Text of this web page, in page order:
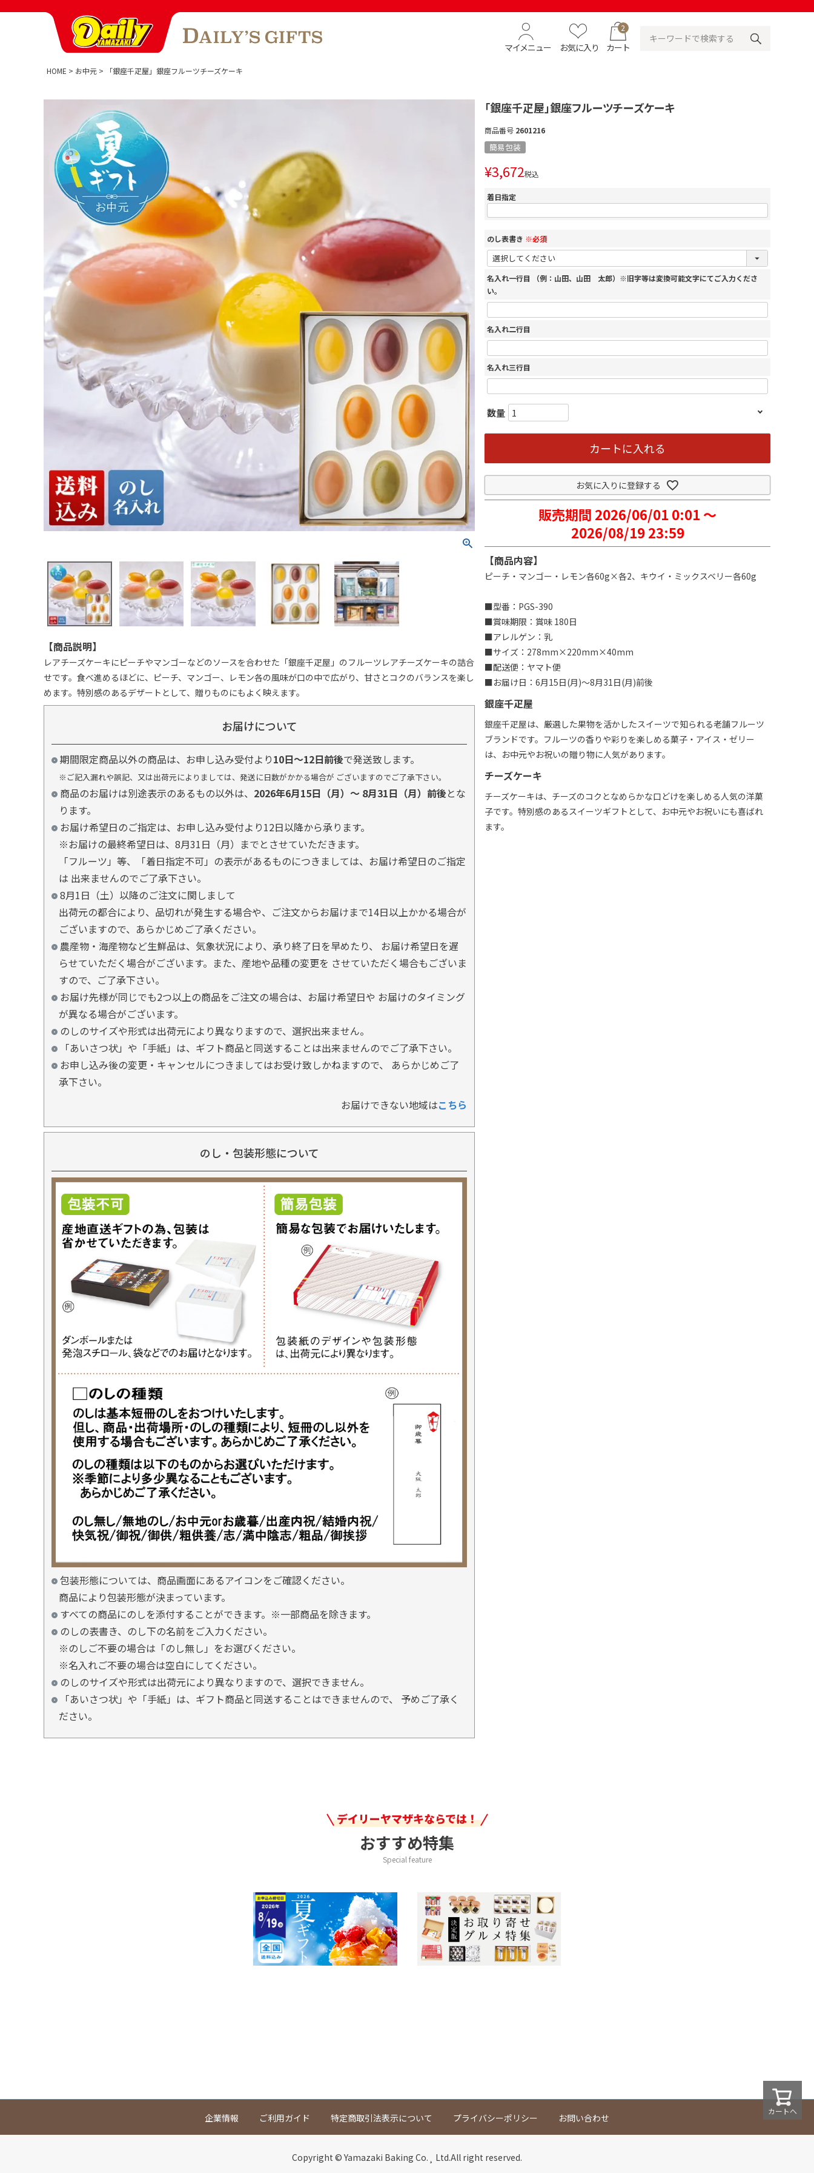
マイメニュー お気に入り
2
カート
HOME お中元 「銀座千疋屋」銀座フルーツチーズケーキ
【商品説明】
レアチーズケーキにピーチやマンゴーなどのソースを合わせた「銀座千疋屋」のフルーツレアチーズケーキの詰合
せです。食べ進めるほどに、ピーチ、マンゴー、レモン各の風味が口の中で広がり、甘さとコクのバランスを楽し
めます。特別感のあるデザートとして、贈りものにもよく映えます。
お届けについて
期間限定商品以外の商品は、お申し込み受付より10日～12日前後で発送致します。
※ご記入漏れや誤記、又は出荷元によりましては、発送に日数がかかる場合が ございますのでご了承下さい。
商品のお届けは別途表示のあるもの以外は、 2026年6月15日（月）～ 8月31日（月）前後とな
ります。
お届け希望日のご指定は、お申し込み受付より12日以降から承ります。
※お届けの最終希望日は、8月31日（月）までとさせていただきます。
「フルーツ」等、「着日指定不可」の表示があるものにつきましては、お届け希望日のご指定
は 出来ませんのでご了承下さい。
8月1日（土）以降のご注文に関しまして
出荷元の都合により、品切れが発生する場合や、ご注文からお届けまで14日以上かかる場合が
ございますので、あらかじめご了承ください。
農産物・海産物など生鮮品は、気象状況により、承り終了日を早めたり、 お届け希望日を遅
らせていただく場合がございます。また、産地や品種の変更を させていただく場合もございま
すので、ご了承下さい。
お届け先様が同じでも2つ以上の商品をご注文の場合は、お届け希望日や お届けのタイミング
が異なる場合がございます。
のしのサイズや形式は出荷元により異なりますので、選択出来ません。
「あいさつ状」や「手紙」は、ギフト商品と同送することは出来ませんのでご了承下さい。
お申し込み後の変更・キャンセルにつきましてはお受け致しかねますので、 あらかじめご了
承下さい。
お届けできない地域はこちら
のし・包装形態について
包装形態については、商品画面にあるアイコンをご確認ください。
商品により包装形態が決まっています。
すべての商品にのしを添付することができます。※一部商品を除きます。
のしの表書き、のし下の名前をご入力ください。
※のしご不要の場合は「のし無し」をお選びください。
※名入れご不要の場合は空白にしてください。
のしのサイズや形式は出荷元により異なりますので、選択できません。
「あいさつ状」や「手紙」は、ギフト商品と同送することはできませんので、 予めご了承く
ださい。
「銀座千疋屋」銀座フルーツチーズケーキ
商品番号 2601216
簡易包装
¥3,672税込
着日指定
のし表書き ※必須
名入れ一行目 （例：山田、山田 太郎）※旧字等は変換可能文字にてご入力くださ
い。
名入れ二行目
名入れ三行目
カートに入れる
お気に入りに登録する
販売期間 2026/06/01 0:01 〜
2026/08/19 23:59
【商品内容】
ピーチ・マンゴー・レモン各60g×各2、キウイ・ミックスベリー各60g
■型番：PGS-390
■賞味期限：賞味 180日
■アレルゲン：乳
■サイズ：278mm×220mm×40mm
■配送便：ヤマト便
■お届け日：6月15日(月)～8月31日(月)前後
銀座千疋屋
銀座千疋屋は、厳選した果物を活かしたスイーツで知られる老舗フルーツ
ブランドです。フルーツの香りや彩りを楽しめる菓子・アイス・ゼリー
は、お中元やお祝いの贈り物に人気があります。
チーズケーキ
チーズケーキは、チーズのコクとなめらかな口どけを楽しめる人気の洋菓
子です。特別感のあるスイーツギフトとして、お中元やお祝いにも喜ばれ
ます。
デイリーヤマザキならでは！
おすすめ特集
Special feature
企業情報 ご利用ガイド 特定商取引法表示について プライバシーポリシー お問い合わせ
Copyright © Yamazaki Baking Co.¸ Ltd.All right reserved.
カートへ